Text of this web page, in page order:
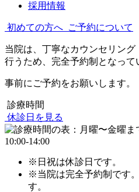
採用情報
初めての方へ ご予約について
当院は、丁寧なカウンセリング
行うため、完全予約制となって
事前にご予約をお願いします。
診療時間
休診日を見る
※日祝は休診日です。
※当院は完全予約制です
す。